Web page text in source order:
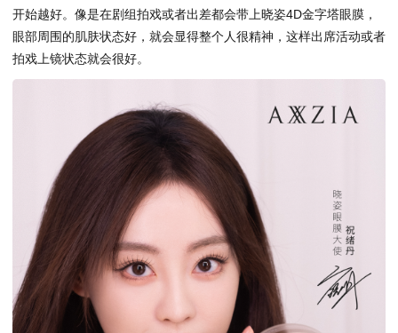
开始越好。像是在剧组拍戏或者出差都会带上晓姿4D金字塔眼膜，
眼部周围的肌肤状态好，就会显得整个人很精神，这样出席活动或者
拍戏上镜状态就会很好。